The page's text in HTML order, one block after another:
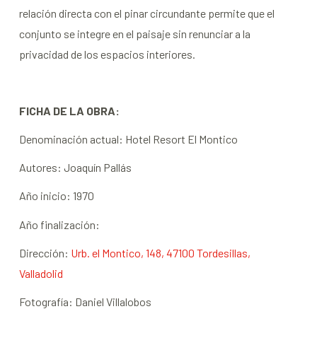
relación directa con el pinar circundante permite que el
conjunto se integre en el paisaje sin renunciar a la
privacidad de los espacios interiores.
FICHA DE LA OBRA:
Denominación actual: Hotel Resort El Montico
Autores: Joaquín Pallás
Año inicio: 1970
Año finalización:
Dirección: Urb. el Montico, 148, 47100 Tordesillas,
Valladolid
Fotografía: Daniel Villalobos